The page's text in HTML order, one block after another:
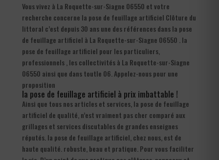
Vous vivez à La Roquette-sur-Siagne 06550 et votre
recherche concerne la pose de feuillage artificiel Clôture du
littoral c’est depuis 30 ans une des références dans la pose
de feuillage artificiel à La Roquette-sur-Siagne 06550 . la
pose de feuillage artificiel pour les particuliers,
professionnels , les collectivités à La Roquette-sur-Siagne
06550 ainsi que dans toutle 06. Appelez-nous pour une
proposition
la pose de feuillage artificiel à prix imbattable !
Ainsi que tous nos articles et services, la pose de feuillage
artificiel de qualité, n’est vraiment pas cher comparé aux
grillages et services discutables de grandes enseignes
réputés. la pose de feuillage artificiel, chez nous, est de
haute qualité. robuste, beau et pratique. Pour vous faciliter